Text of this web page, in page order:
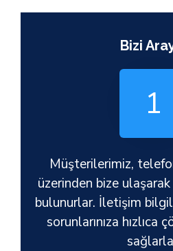
Bizi
1
Müşterilerimiz,
üzerinden bize
bulunurlar. İletişim
sorunlarınıza hızlıca